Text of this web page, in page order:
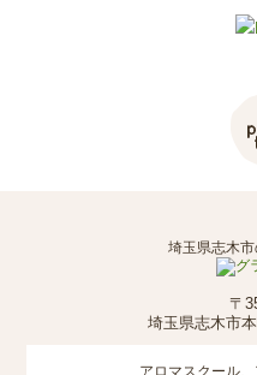
埼玉県志木
〒
埼玉県志木市
アロマスクール